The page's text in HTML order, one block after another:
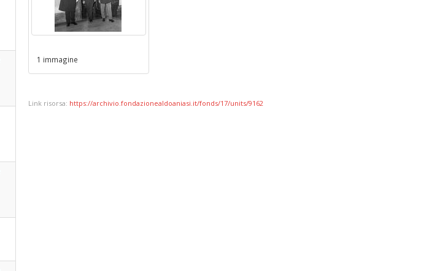
1 immagine
Link risorsa: https://archivio.fondazionealdoaniasi.it/fonds/17/units/9162